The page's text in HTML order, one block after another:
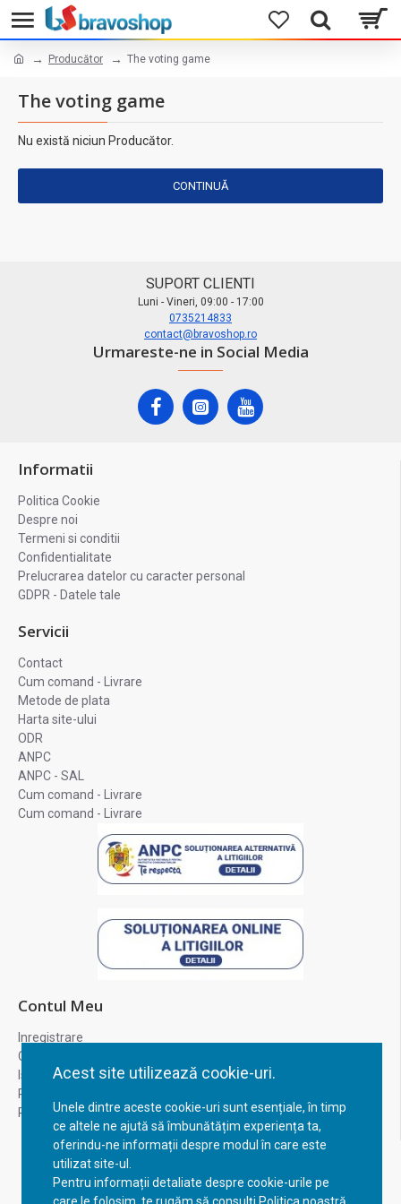
Acest site utilizează cookie-uri.
Unele dintre aceste cookie-uri sunt esențiale, în timp
ce altele ne ajută să îmbunătățim experiența ta,
oferindu-ne informații despre modul în care este
utilizat site-ul.
Pentru informații detaliate despre cookie-urile pe
Producător The voting game
The voting game
Nu există niciun Producător.
CONTINUĂ
SUPORT CLIENTI
Luni - Vineri, 09:00 - 17:00
0735214833
contact@bravoshop.ro
Urmareste-ne in Social Media
Informatii
Politica Cookie
Despre noi
Termeni si conditii
Confidentialitate
Prelucrarea datelor cu caracter personal
GDPR - Datele tale
Servicii
Contact
Cum comand - Livrare
Metode de plata
Harta site-ului
ODR
ANPC
ANPC - SAL
Cum comand - Livrare
Cum comand - Livrare
Contul Meu
Inregistrare
Contul meu
Istoric comenzi
Recuperare parola
Returnare produs